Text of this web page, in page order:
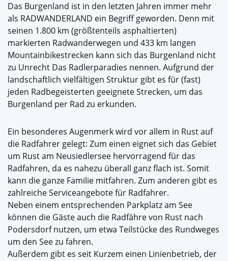
Das Burgenland ist in den letzten Jahren immer mehr
als RADWANDERLAND ein Begriff geworden. Denn mit
seinen 1.800 km (größtenteils asphaltierten)
markierten Radwanderwegen und 433 km langen
Mountainbikestrecken kann sich das Burgenland nicht
zu Unrecht Das Radlerparadies nennen. Aufgrund der
landschaftlich vielfältigen Struktur gibt es für (fast)
jeden Radbegeisterten geeignete Strecken, um das
Burgenland per Rad zu erkunden.
Ein besonderes Augenmerk wird vor allem in Rust auf
die Radfahrer gelegt: Zum einen eignet sich das Gebiet
um Rust am Neusiedlersee hervorragend für das
Radfahren, da es nahezu überall ganz flach ist. Somit
kann die ganze Familie mitfahren. Zum anderen gibt es
zahlreiche Serviceangebote für Radfahrer.
Neben einem entsprechenden Parkplatz am See
können die Gäste auch die Radfähre von Rust nach
Podersdorf nutzen, um etwa Teilstücke des Rundweges
um den See zu fahren.
Außerdem gibt es seit Kurzem einen Linienbetrieb, der